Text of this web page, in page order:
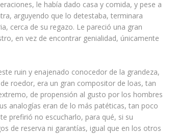
le había dado casa y comida, y pese a
arguyendo que lo detestaba, terminara
cerca de su regazo. Le pareció una gran
en vez de encontrar genialidad, únicamente
ruin y enajenado conocedor de la grandeza,
roedor, era un gran compositor de loas, tan
de propensión al gusto por los hombres
analogías eran de lo más patéticas, tan poco
prefirió no escucharlo, para qué, si su
de reserva ni garantías, igual que en los otros